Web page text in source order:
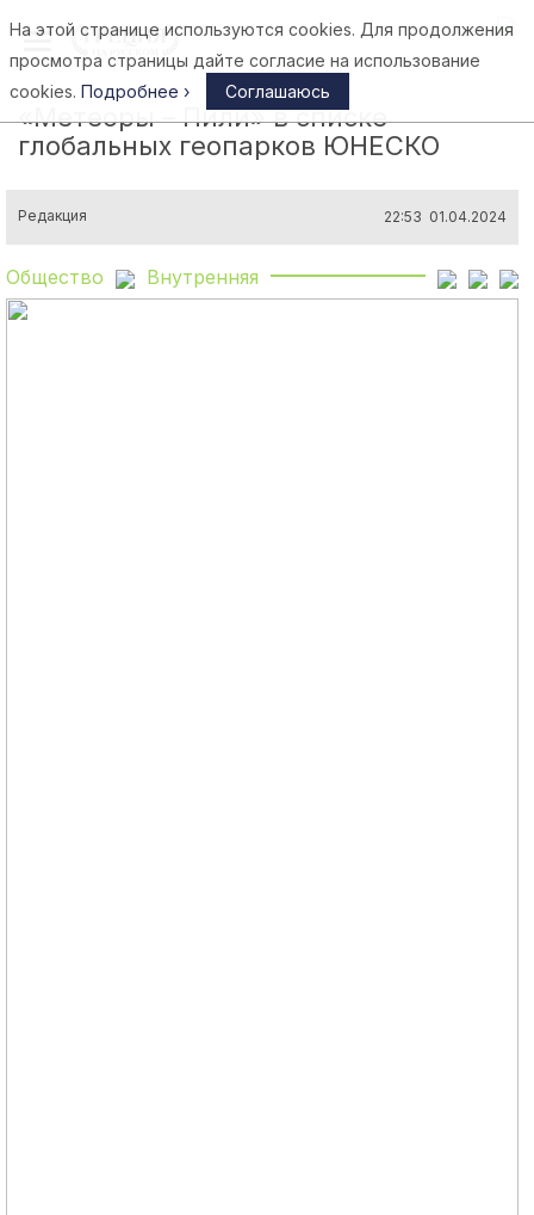
Афины
«Метеоры – Пили» в списке
глобальных геопарков ЮНЕСКО
Редакция 22:53 01.04.2024
Общество Внутренняя
На этой странице используются cookies. Для продолжения
просмотра страницы дайте согласие на использование
cookies. Подробнее › Соглашаюсь